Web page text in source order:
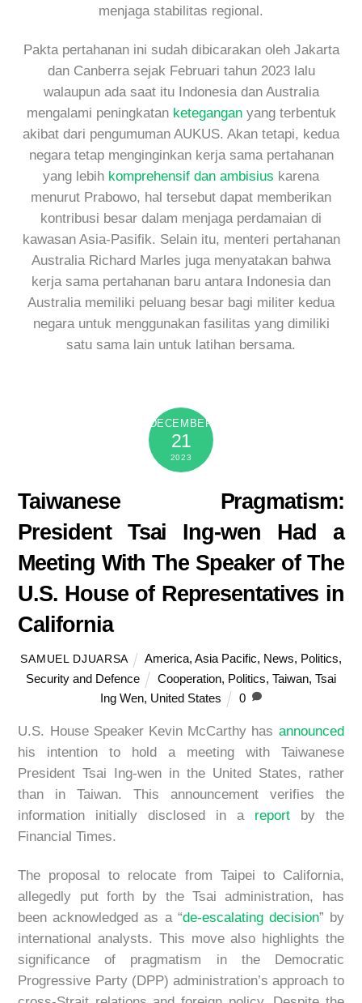
menjaga stabilitas regional.
Pakta pertahanan ini sudah dibicarakan oleh Jakarta
dan Canberra sejak Februari tahun 2023 lalu
walaupun ada saat itu Indonesia dan Australia
mengalami peningkatan keteganganyang terbentuk
akibat dari pengumuman AUKUS. Akan tetapi, kedua
negara tetap menginginkan kerja sama pertahanan
yang lebih komprehensif dan ambisius karena
menurut Prabowo, hal tersebut dapat memberikan
kontribusi besar dalam menjaga perdamaian di
kawasan Asia-Pasifik. Selain itu, menteri pertahanan
Australia Richard Marles juga menyatakan bahwa
kerja sama pertahanan baru antara Indonesia dan
Australia memiliki peluang besar bagi militer kedua
negara untuk menggunakan fasilitas yang dimiliki
satu sama lain untuk latihan bersama.
DECEMBER
21
2023
Taiwanese Pragmatism:
President Tsai Ing-wen Had a
Meeting With The Speaker of The
U.S. House of Representatives in
California
SAMUEL DJUARSA America, Asia Pacific, News, Politics,
Security and Defence
Cooperation, Politics,Taiwan,Tsai
Ing Wen, United States 0
U.S. House Speaker Kevin McCarthy has announced
his intention to hold a meeting with Taiwanese
President Tsai Ing-wen in the United States, rather
than in Taiwan. This announcement verifies the
information initially disclosed in a reportby the
Financial Times.
The proposal to relocate from Taipei to California,
allegedly put forth by the Tsai administration, has
been acknowledged as a “de-escalating decision” by
international analysts. This move also highlights the
significance of pragmatism in the Democratic
Progressive Party (DPP) administration’s approach to